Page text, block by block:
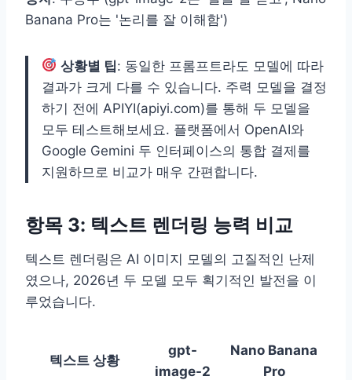
Banana Pro는 '논리를 잘 이해함')
상황별 팁: 동일한 프롬프트라도 모델에 따라
결과가 크게 다를 수 있습니다. 주력 모델을 결정
하기 전에 APIYI(apiyi.com)를 통해 두 모델을
모두 테스트해보세요. 플랫폼에서 OpenAI와
Google Gemini 두 인터페이스의 통합 결제를
지원하므로 비교가 매우 간편합니다.
항목 3: 텍스트 렌더링 능력 비교
텍스트 렌더링은 AI 이미지 모델의 고질적인 난제
였으나, 2026년 두 모델 모두 획기적인 발전을 이
루었습니다.
텍스트 상황
gpt-
image-2
Nano Banana
Pro